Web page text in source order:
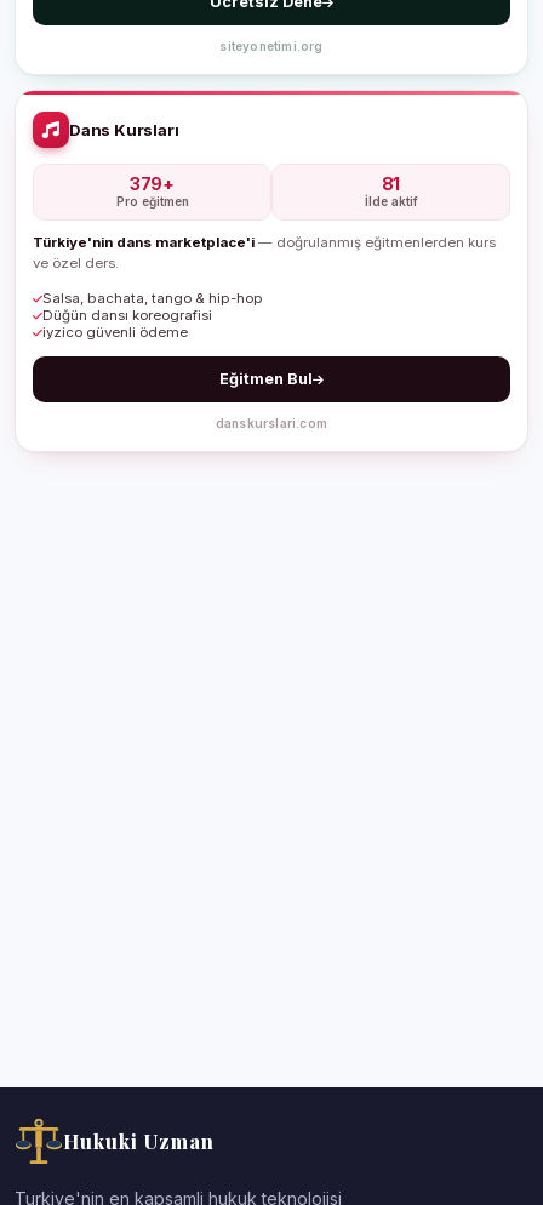
siteyonetimi.org
Dans Kursları
379+
Pro eğitmen
81
İlde aktif
Türkiye'nin dans marketplace'i — doğrulanmış eğitmenlerden kurs
ve özel ders.
Salsa, bachata, tango & hip-hop
Düğün dansı koreografisi
iyzico güvenli ödeme
Eğitmen Bul
danskurslari.com
Hukuki Uzman
Turkiye'nin en kapsamli hukuk teknolojisi